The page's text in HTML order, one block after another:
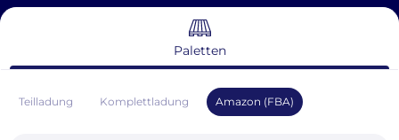
Paletten
Teilladung Komplettladung Amazon (FBA)